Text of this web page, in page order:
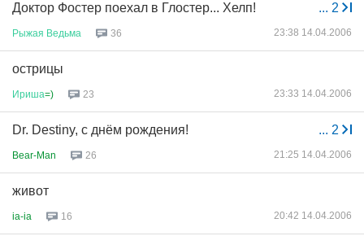
... 2
Доктор Фостер поехал в Глостер... Хелп!
Рыжая Ведьма 36 23:38 14.04.2006
острицы
Ириша=) 23 23:33 14.04.2006
... 2
Dr. Destiny, с днём рождения!
Bear-Man 26 21:25 14.04.2006
живот
ia-ia 16 20:42 14.04.2006